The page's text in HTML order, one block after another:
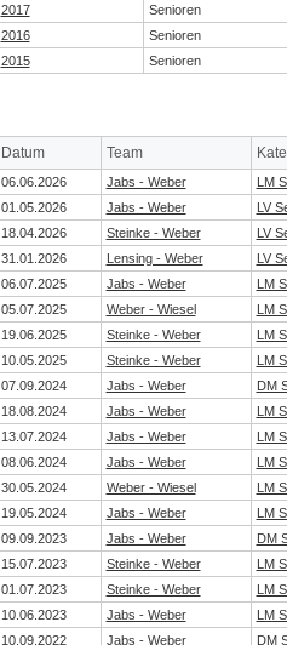
2017
Senioren
2016
Senioren
2015
Senioren
Datum Team
06.06.2026 Jabs - Weber
LM
01.05.2026
Jabs - Weber
LV
18.04.2026
Steinke - Weber
LV
31.01.2026
Lensing - Weber
LV
06.07.2025
Jabs - Weber
LM
05.07.2025
Weber - Wiesel
LM
19.06.2025
Steinke - Weber
LM
10.05.2025
Steinke - Weber
LM
07.09.2024
Jabs - Weber
DM
18.08.2024
Jabs - Weber
LM
13.07.2024
Jabs - Weber
LM
08.06.2024
Jabs - Weber
LM
30.05.2024
Weber - Wiesel
LM
19.05.2024
Jabs - Weber
LM
09.09.2023
Jabs - Weber
DM
15.07.2023
Steinke - Weber
LM
01.07.2023
Steinke - Weber
LM
10.06.2023
Jabs - Weber
LM
10.09.2022
Jabs - Weber
DM